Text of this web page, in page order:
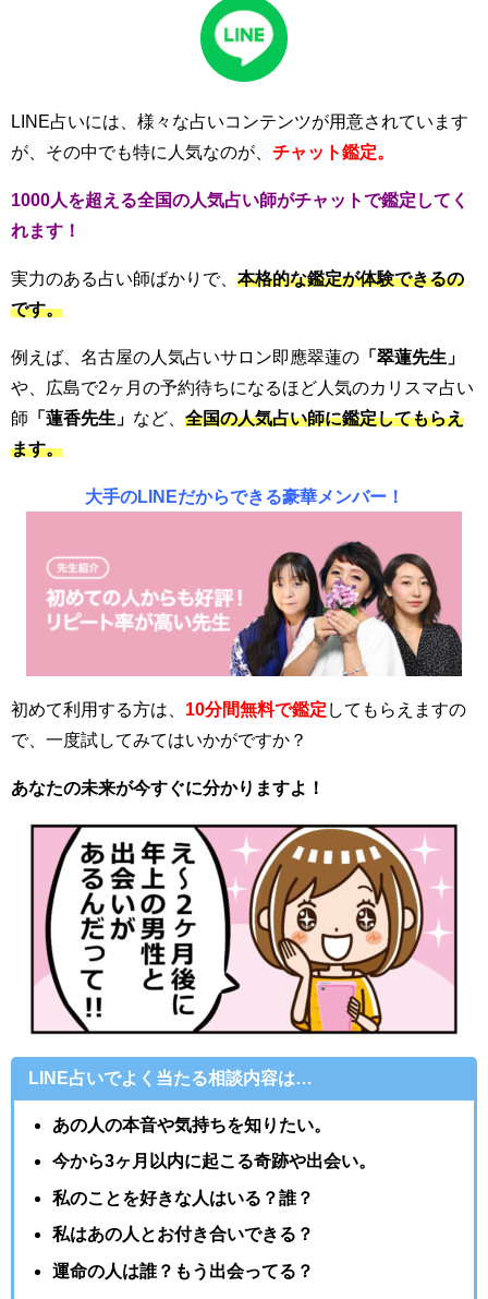
LINE占いには、様々な占いコンテンツが用意されています
が、その中でも特に人気なのが、 チャット鑑定。
1000人を超える全国の人気占い師がチャットで鑑定してく
れます！
実力のある占い師ばかりで、 本格的な鑑定が体験できるの
です。
例えば、名古屋の人気占いサロン即應翠蓮の 「 翠蓮先生」
や、広島で2ヶ月の予約待ちになるほど人気のカリスマ占い
師 「蓮香先生」 など、 全国の人気占い師に鑑定してもらえ
ます。
大手のLINEだからできる豪華メンバー！
初めて利用する方は、 10分間無料で鑑定 してもらえますの
で、一度試してみてはいかがですか？
あなたの未来が今すぐに分かりますよ！
LINE占いでよく当たる相談内容は…
あの人の本音や気持ちを知りたい。
今から3ヶ月以内に起こる奇跡や出会い。
私のことを好きな人はいる？誰？
私はあの人とお付き合いできる？
運命の人は誰？もう出会ってる？